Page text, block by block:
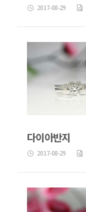
2017-08-29
다이아반지
2017-08-29